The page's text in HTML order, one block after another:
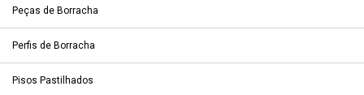
Peças de Borracha
Perfis de Borracha
Pisos Pastilhados